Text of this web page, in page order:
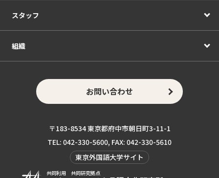
スタッフ
組織
お問い合わせ
〒183-8534 東京都府中市朝日町3-11-1
TEL: 042-330-5600, FAX: 042-330-5610
東京外国語大学サイト
共同利用 共同研究拠点